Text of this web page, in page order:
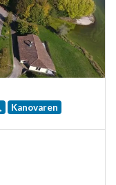
Kanovaren